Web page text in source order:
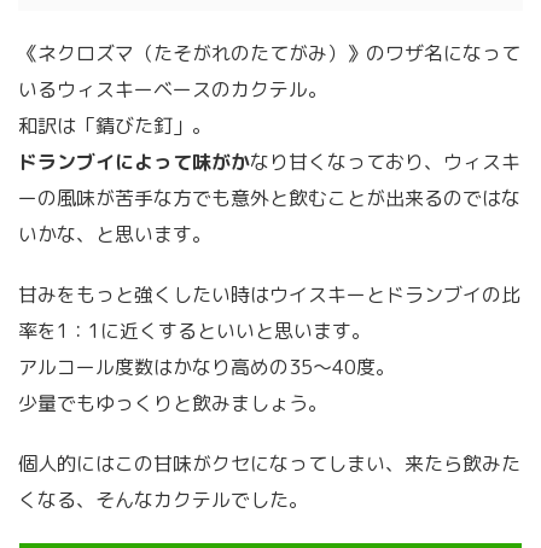
《ネクロズマ（たそがれのたてがみ）》のワザ名になって
いるウィスキーベースのカクテル。
和訳は「錆びた釘」。
ドランブイによって味がかなり甘くなっており、ウィスキ
ーの風味が苦手な方でも意外と飲むことが出来るのではな
いかな、と思います。
甘みをもっと強くしたい時はウイスキーとドランブイの比
率を1：1に近くするといいと思います。
アルコール度数はかなり高めの35～40度。
少量でもゆっくりと飲みましょう。
個人的にはこの甘味がクセになってしまい、来たら飲みた
くなる、そんなカクテルでした。